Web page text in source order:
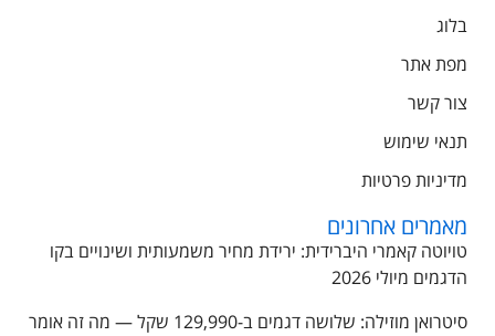
בלוג
מפת אתר
צור קשר
תנאי שימוש
מדיניות פרטיות
מאמרים אחרונים
טויוטה קאמרי היברידית: ירידת מחיר משמעותית ושינויים בקו
הדגמים מיולי 2026
סיטרואן מוזילה: שלושה דגמים ב-129,990 שקל — מה זה אומר